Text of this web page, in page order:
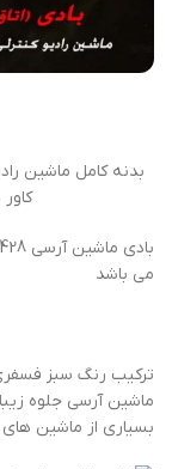
می باشد
ترکیب رنگ سبز
ماشین آرسی جلوه
بسیاری از ماشین های آرسی